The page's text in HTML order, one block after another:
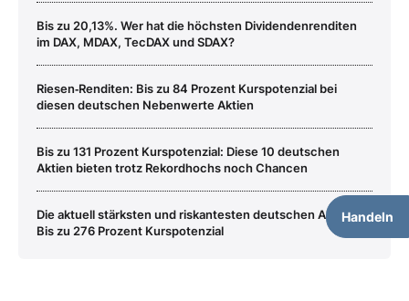
Handeln
Bis zu 20,13%. Wer hat die höchsten Dividendenrenditen
im DAX, MDAX, TecDAX und SDAX?
Riesen‑Renditen: Bis zu 84 Prozent Kurspotenzial bei
diesen deutschen Nebenwerte Aktien
Bis zu 131 Prozent Kurspotenzial: Diese 10 deutschen
Aktien bieten trotz Rekordhochs noch Chancen
Die aktuell stärksten und riskantesten deutschen Aktien:
Bis zu 276 Prozent Kurspotenzial